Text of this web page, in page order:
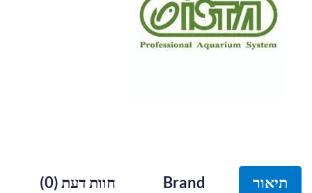
תיאור Brand חוות דעת (0)